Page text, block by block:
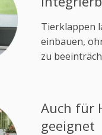
Tierklappen
einbauen,
zu
Auch für
geeignet